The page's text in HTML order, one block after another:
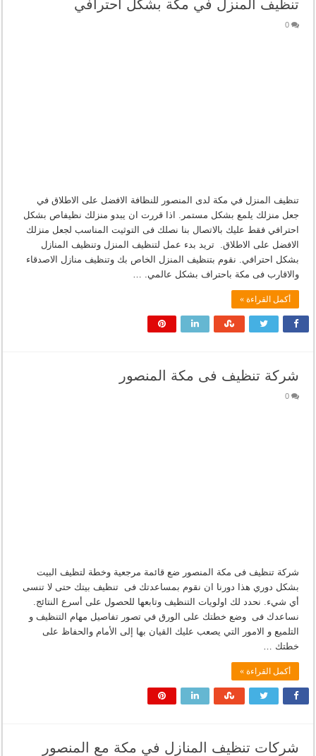
تنظيف المنزل في مكة بشكل احترافي
0
تنظيف المنزل في مكة لدى المنصور للنظافة الافضل على الاطلاق في
جعل منزلك يلمع بشكل مستمر. اذا قررت ان يبدو منزلك نظيفاص بشكل
احترافي فقط عليك بالاتصال بنا نصلك فى التوثيت المناسب لجعل منزلك
الافضل على الاطلاق. تريد بدء عمل لتنظيف المنزل وتنظيف المنازل
بشكل احترافي. نقوم بتنظيف المنزل الخاص بك وتنظيف منازل الاصدقاء
والاقارب فى مكة باحتراف بشكل عالمي. …
أكمل القراءة »
شركة تنظيف فى مكة المنصور
0
شركة تنظيف فى مكة المنصور ضع قائمة مرجعية وخطة لتظيف البيت
بشكل دوري هذا دورنا ان نقوم بمساعدتك فى تنظيف بيتك حتى لا تنسى
أي شيء. نحدد لك اولويات التنظيف وتابعها للحصول على أسرع النتائج.
نساعدك فى وضع خطتك على الورق في تصور تفاصيل مهام التنظيف و
التلميع و الامور التي يصعب عليك القيان بها إلى الأمام والحفاظ على
خطتك …
أكمل القراءة »
شركات تنظيف المنازل في مكة مع المنصور